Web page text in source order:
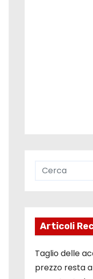
Articoli
Taglio delle
prezzo resta